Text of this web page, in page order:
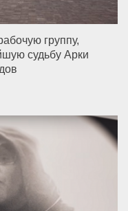
группу,
судьбу Арки